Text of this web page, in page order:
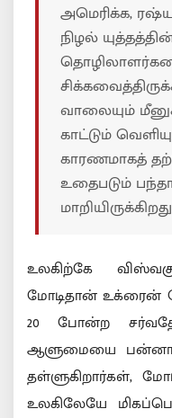
அமெரிக்க,
நிழல்
வாலையும்
காட்டும்
காரணமாகத்
உதைபடும்
உலகிற்கே
மோடிதான் உக்ரைன்
20 போன்ற
ஆளுமையை
தள்ளுகிறார்கள்,
உலகிலேயே